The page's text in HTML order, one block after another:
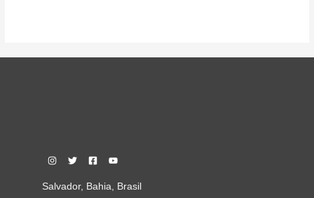
Salvador, Bahia, Brasil